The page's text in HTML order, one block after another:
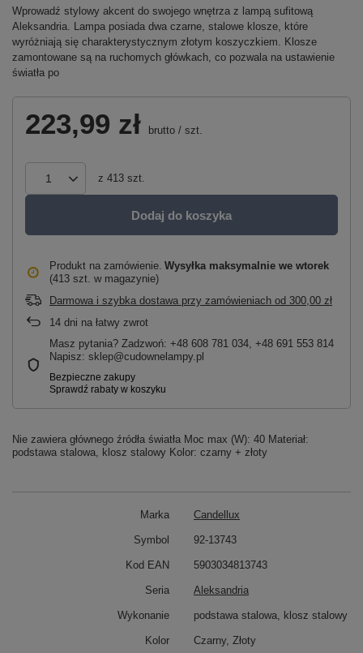
Wprowadź stylowy akcent do swojego wnętrza z lampą sufitową
Aleksandria. Lampa posiada dwa czarne, stalowe klosze, które
wyróżniają się charakterystycznym złotym koszyczkiem. Klosze
zamontowane są na ruchomych główkach, co pozwala na ustawienie
światła po
223,99 zł brutto / szt.
z 413 szt.
Dodaj do koszyka
Produkt na zamówienie Wysyłka maksymalnie we wtorek
(413 szt. w magazynie)
Darmowa i szybka dostawa przy zamówieniach od 300,00 zł
14 dni na łatwy zwrot
Masz pytania? Zadzwoń: +48 608 781 034, +48 691 553 814
Napisz: sklep@cudownelampy.pl
Nie zawiera głównego źródła światła Moc max (W): 40 Materiał:
podstawa stalowa, klosz stalowy Kolor: czarny + złoty
Marka Candellux
Symbol 92-13743
Kod EAN 5903034813743
Seria Aleksandria
Wykonanie podstawa stalowa, klosz stalowy
Kolor Czarny, Złoty